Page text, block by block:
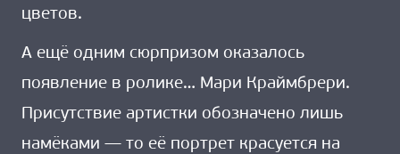
цветов.
А ещё одним сюрпризом оказалось
появление в ролике… Мари Краймбрери.
Присутствие артистки обозначено лишь
намёками — то её портрет красуется на